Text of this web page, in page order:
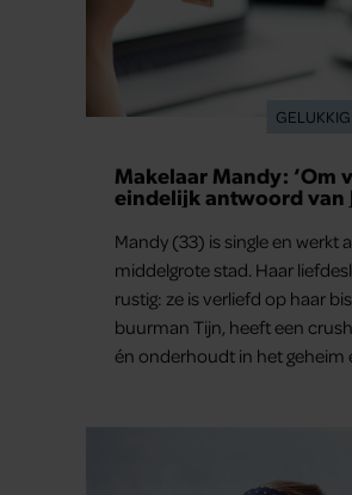
GELUKKIG
Makelaar Mandy: ‘Om
eindelijk antwoord van
Mandy (33) is single en werkt
middelgrote stad. Haar
rustig: ze is verliefd op haar
buurman Tijn, heeft een
én onderhoudt in het geheim